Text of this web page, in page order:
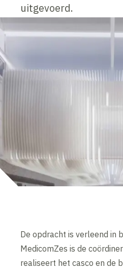
uitgevoerd.
De opdracht is verleend in
MedicomZes is de
realiseert het casco en de